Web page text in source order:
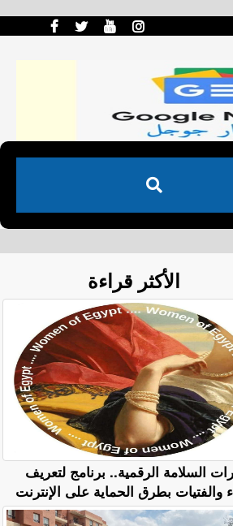
الأكثر قراءة
السلامة الرقمية.. برنامج لتعريف
والفتيات بطرق الحماية على الإنترنت